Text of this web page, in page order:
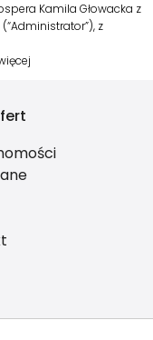
Kamila Głowacka z
z